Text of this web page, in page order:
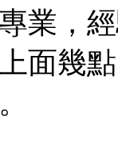
業，
面幾